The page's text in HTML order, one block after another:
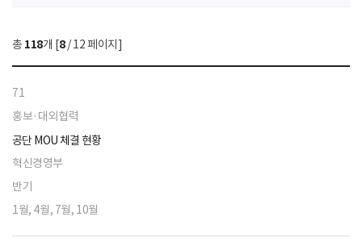
선
택
총 118개 [8/ 12 페이지]
71
홍보·대외협력
공단 MOU 체결 현황
혁신경영부
반기
1월, 4월, 7월, 10월